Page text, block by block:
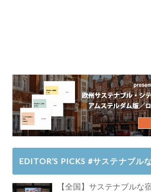
EDITOR’S PICKS #サステナブル
【全国】サステナブルな